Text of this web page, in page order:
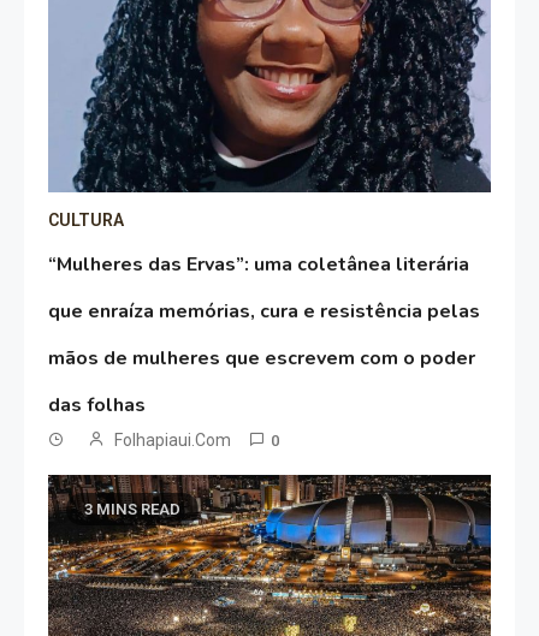
CULTURA
“Mulheres das Ervas”: uma coletânea literária
que enraíza memórias, cura e resistência pelas
mãos de mulheres que escrevem com o poder
das folhas
Folhapiaui.com 0
3 MINS READ